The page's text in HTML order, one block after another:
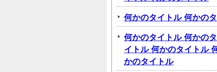
何かのタイトル 何かの
何かのタイトル 何かの
イトル 何かのタイトル
かのタイトル